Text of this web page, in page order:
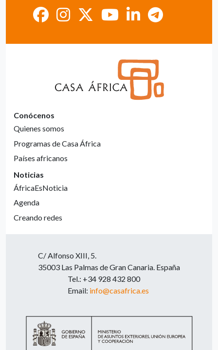
Conócenos
Quienes somos
Programas de Casa África
Países africanos
Noticias
ÁfricaEsNoticia
Agenda
Creando redes
C/ Alfonso XIII, 5.
35003 Las Palmas de Gran Canaria. España
Tel.: +34 928 432 800
Email: info@casafrica.es